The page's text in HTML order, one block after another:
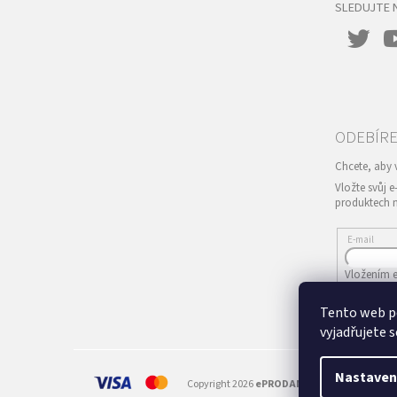
Tento web
vyjadřujete
SLEDUJTE
Vložte svůj
produktech
E-mail
Vložením
Copyright 2026ePRODANCE.cz . Všechna